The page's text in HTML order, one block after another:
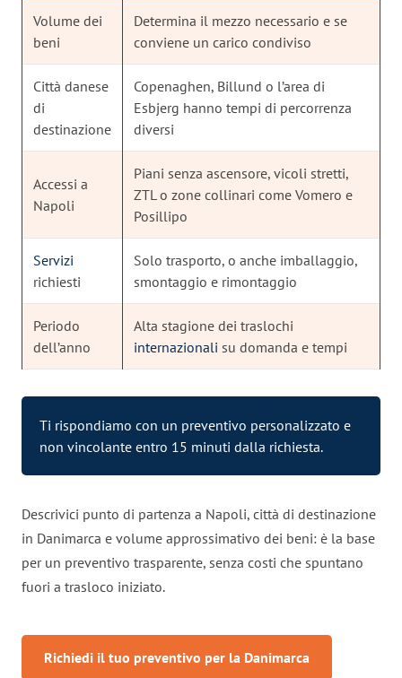
Volume dei
beni
Determina il mezzo necessario e se
conviene un carico condiviso
Città danese
di
destinazione
Copenaghen, Billund o l’area di
Esbjerg hanno tempi di percorrenza
diversi
Accessi a
Napoli
Piani senza ascensore, vicoli stretti,
ZTL o zone collinari come Vomero e
Posillipo
Servizi
richiesti
Solo trasporto, o anche imballaggio,
smontaggio e rimontaggio
Periodo
dell’anno
Alta stagione dei traslochi
internazionali su domanda e tempi
Ti rispondiamo con un preventivo personalizzato e
non vincolante entro 15 minuti dalla richiesta.
Descrivici punto di partenza a Napoli, città di destinazione
in Danimarca e volume approssimativo dei beni: è la base
per un preventivo trasparente, senza costi che spuntano
fuori a trasloco iniziato.
Richiedi il tuo preventivo per la Danimarca